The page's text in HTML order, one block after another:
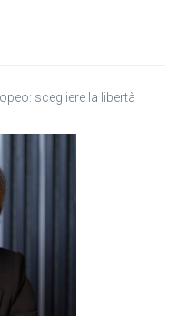
scegliere la libertà